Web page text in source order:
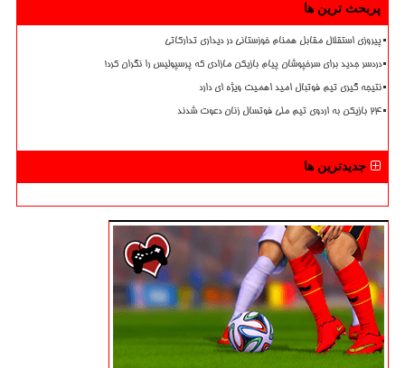
پربحث ترین ها
پیروزی استقلال مقابل همنام خوزستانی در دیداری تدارکاتی
دردسر جدید برای سرخپوشان پیام بازیکن مازادی که پرسپولیس را نگران کرد!
نتیجه گیری تیم فوتبال امید اهمیت ویژه ای دارد
۲۴ بازیکن به اردوی تیم ملی فوتسال زنان دعوت شدند
جدیدترین ها